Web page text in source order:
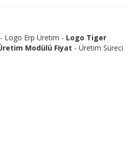
- Logo Erp Üretim - Logo Tiger
Modülü Fiyat - Üretim Süreci